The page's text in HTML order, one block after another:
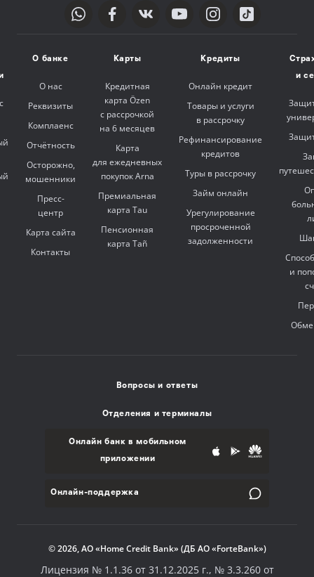
О банке
О нас
Реквизиты
Комплаенс
Отчётность
Осторожно,
мошенники
Пресс-
центр
Карта сайта
Контакты
Карты
Кредитная
карта Özen
с рассрочкой
на 6 месяцев
Карта
для ежедневных
покупок Arna
Премиальная
карта Tau
Пенсионная
карта Tañ
Кредиты
Онлайн кредит
Товары и услуги
в рассрочку
Рефинансирование
кредитов
Туры в рассрочку
Займ онлайн
Урегулирование
просроченной
задолженности
и
и
Вопросы и ответы
Отделения и терминалы
Онлайн банк в мобильном
приложении
Онлайн-поддержка
© 2026, АО «Home Credit Bank» (ДБ АО «ForteBank»)
Лицензия № 1.1.36 от 31.12.2025 г., № 3.3.260 от